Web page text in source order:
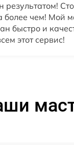
результатом!
более чем! Мой
быстро и
этот сервис!